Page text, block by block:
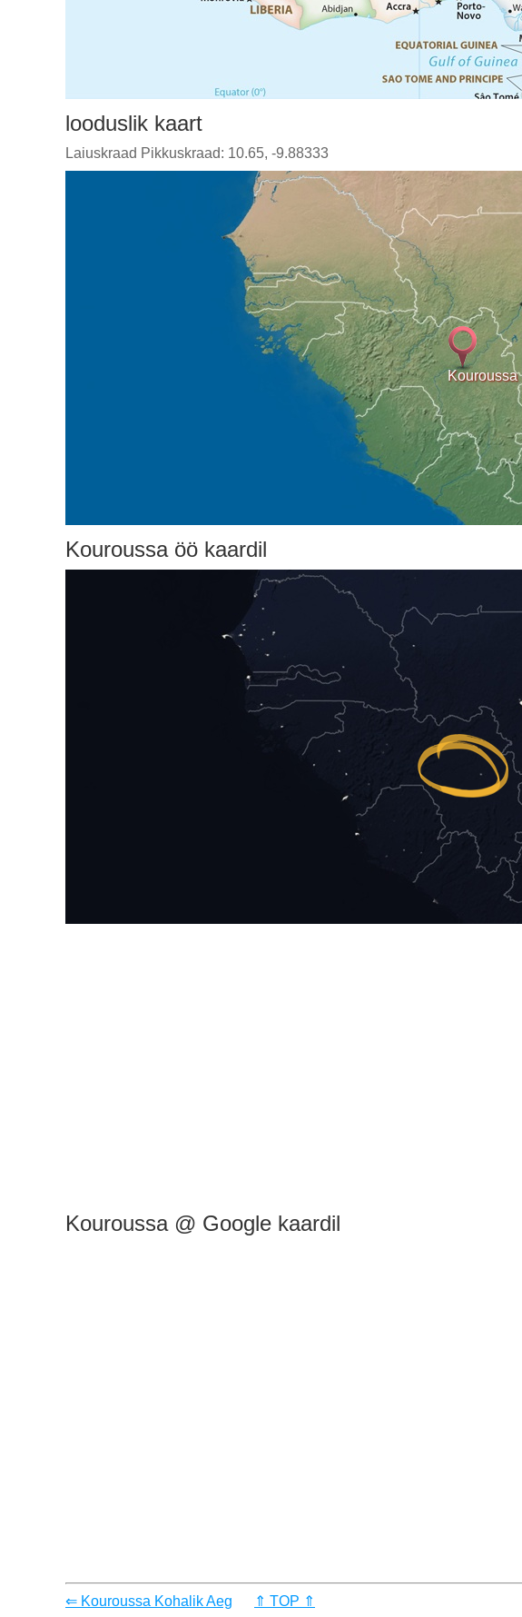
looduslik kaart
Laiuskraad Pikkuskraad: 10.65, -9.88333
Kouroussa
Kouroussa öö kaardil
Kouroussa @ Google kaardil
⇐ Kouroussa Kohalik Aeg ⇑ TOP ⇑